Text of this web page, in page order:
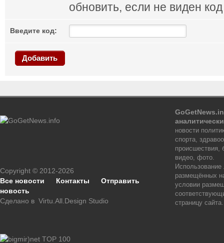
обновить, если не виден код
Введите код:
Добавить
Copyright © 2012-2026
Все новости
Контакты
Отправить
новость
Сделано в Virtu.All.Design Studio
новости
спорта,
происшествия,
видео, фото.
размещённых
условии
страницу сайта.